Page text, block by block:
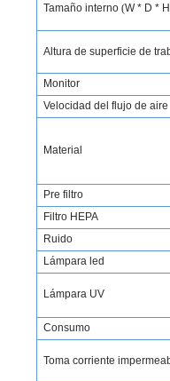
Tamaño interno(W * D * H
Altura de superficie de
Monitor
Velocidad del flujo de aire
Material
Prefiltro
Filtro HEPA
Ruido
Lámpara led
Lámpara UV
Consumo
Toma corriente